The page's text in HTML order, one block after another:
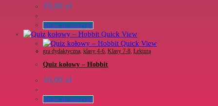
18,00 zł
Dodaj do koszyka
Quick View
Quick View
gra dydaktyczna klasy 4-6 Klasy 7-8 Lektura
Quiz kołowy – Hobbit
10,00 zł
Dodaj do koszyka